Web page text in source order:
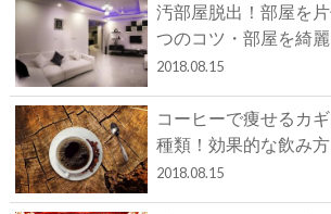
汚部屋脱出！部屋を
つのコツ・部屋を綺麗
2018.08.15
コーヒーで痩せるカ
種類！効果的な飲み
2018.08.15